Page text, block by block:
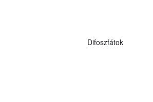
Difoszfátok